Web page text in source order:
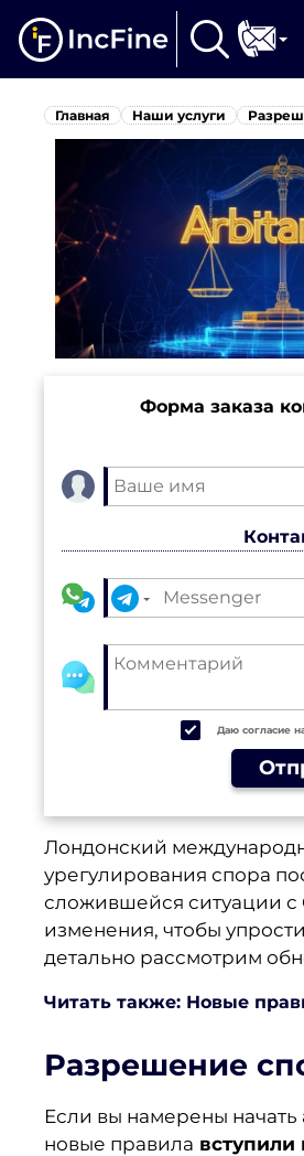
Главная Наши услуги
Форма заказа
Даю согласие
Лондонский
урегулирования спора
сложившейся ситуации с
изменения, чтобы
детально рассмотрим
Читать также: Новые
Разрешение
Если вы намерены
новые правила вступили